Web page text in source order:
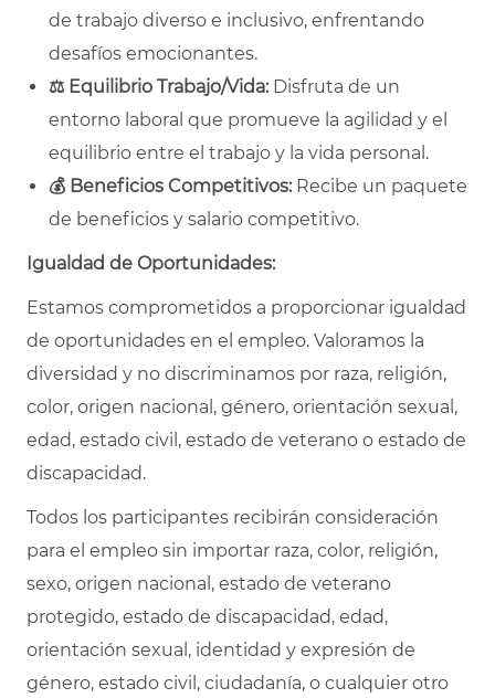
de trabajo diverso e inclusivo, enfrentando
desafíos emocionantes.
⚖️ Equilibrio Trabajo/Vida:Disfruta de un
entorno laboral que promueve la agilidad y el
equilibrio entre el trabajo y la vida personal.
💰 Beneficios Competitivos:Recibe un paquete
de beneficios y salario competitivo.
Igualdad de Oportunidades:
Estamos comprometidos a proporcionar igualdad
de oportunidades en el empleo. Valoramos la
diversidad y no discriminamos por raza, religión,
color, origen nacional, género, orientación sexual,
edad, estado civil, estado de veterano o estado de
discapacidad.
Todos los participantes recibirán consideración
para el empleo sin importar raza, color, religión,
sexo, origen nacional, estado de veterano
protegido, estado de discapacidad, edad,
orientación sexual, identidad y expresión de
género, estado civil, ciudadanía, o cualquier otro